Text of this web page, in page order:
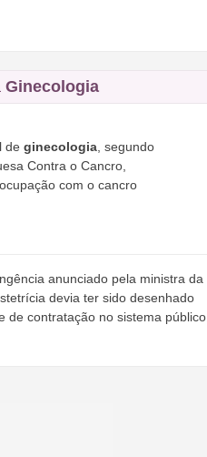
Ginecologia
de ginecologia , segundo
Contra o Cancro,
com o cancro
anunciado pela ministra da
devia ter sido desenhado
de contratação no sistema público.